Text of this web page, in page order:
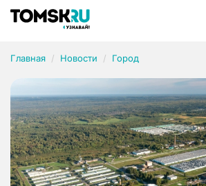
Главная Новости Город